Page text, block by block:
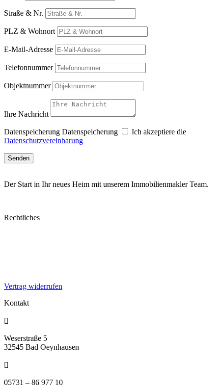
Straße & Nr.
PLZ & Wohnort
E-Mail-Adresse
Telefonnummer
Objektnummer
Ihre Nachricht
Datenspeicherung Datenspeicherung
Ich akzeptiere die
Datenschutzvereinbarung
Senden
Der Start in Ihr neues Heim mit unserem Immobilienmakler Team.
Rechtliches
Vertrag widerrufen
Kontakt

Weserstraße 5
32545 Bad Oeynhausen

05731 – 86 977 10